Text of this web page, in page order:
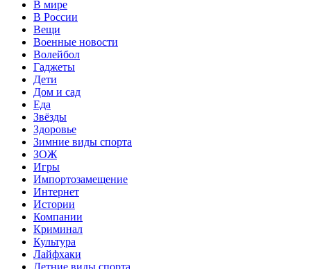
В мире
В России
Вещи
Военные новости
Волейбол
Гаджеты
Дети
Дом и сад
Еда
Звёзды
Здоровье
Зимние виды спорта
ЗОЖ
Игры
Импортозамещение
Интернет
Истории
Компании
Криминал
Культура
Лайфхаки